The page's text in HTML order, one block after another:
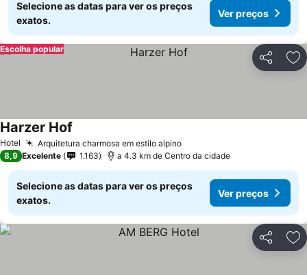
Selecione as datas para ver os preços
exatos.
Ver preços
Partilhar
Escolha popular
Hotel Arquitetura charmosa em estilo alpino
Harzer Hof
8,9 Excelente 1.163 a 4.3 km de Centro da cidade
Selecione as datas para ver os preços
exatos.
Ver preços
Partilhar